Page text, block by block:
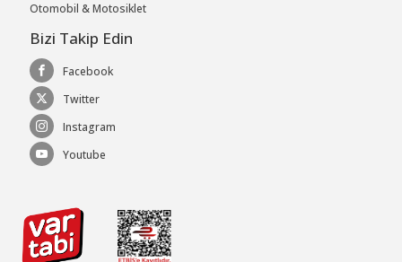
Otomobil & Motosiklet
Bizi Takip Edin
Facebook
Twitter
Instagram
Youtube